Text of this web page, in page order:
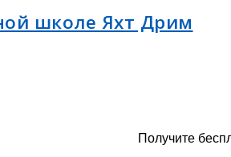
школе Яхт Дрим
Получите